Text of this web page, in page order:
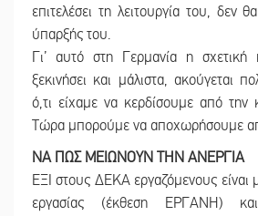
επιτελέσει τη λειτουργία του, δεν
ύπαρξής του.
Γι’ αυτό στη Γερμανία η σχετική
ξεκινήσει και μάλιστα, ακούγεται
ό,τι είχαμε να κερδίσουμε από την
Τώρα μπορούμε να αποχωρήσουμε
ΝΑ ΠΩΣ ΜΕΙΩΝΟΥΝ ΤΗΝ ΑΝΕΡΓΙΑ
ΕΞΙ στους ΔΕΚΑ εργαζόμενους είναι
εργασίας (έκθεση ΕΡΓΑΝΗ)